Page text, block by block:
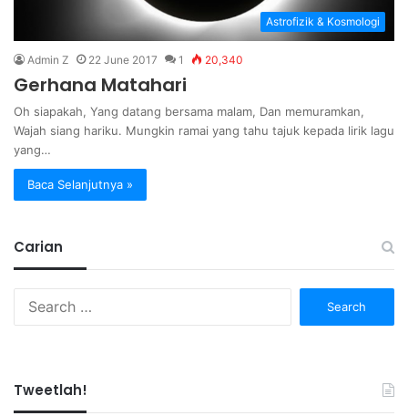
Astrofizik & Kosmologi
Admin Z 22 June 2017 1 20,340
Gerhana Matahari
Oh siapakah, Yang datang bersama malam, Dan memuramkan,
Wajah siang hariku. Mungkin ramai yang tahu tajuk kepada lirik lagu
yang…
Baca Selanjutnya »
Carian
Tweetlah!